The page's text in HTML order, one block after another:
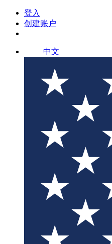
登入
创建账户
中文